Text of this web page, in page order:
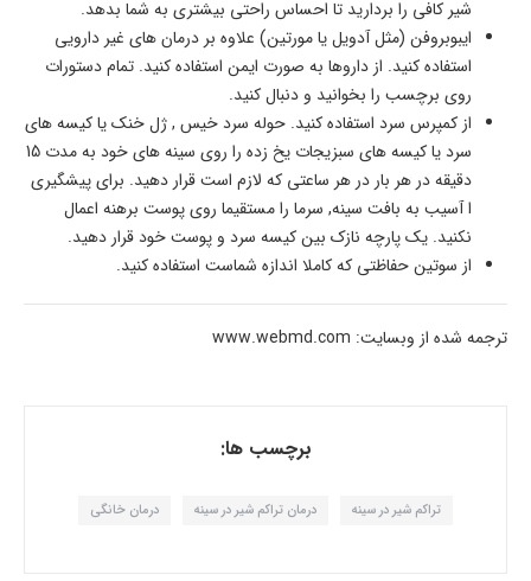
شیر کافی را بردارید تا احساس راحتی بیشتری به شما بدهد.
ایبوبروفن (مثل آدویل یا مورتین) علاوه بر درمان های غیر دارویی
استفاده کنید. از داروها به صورت ایمن استفاده کنید. تمام دستورات
روی برچسب را بخوانید و دنبال کنید.
از کمپرس سرد استفاده کنید. حوله سرد خیس , ژل خنک یا کیسه های
سرد یا کیسه های سبزیجات یخ زده را روی سینه های خود به مدت 15
دقیقه در هر بار در هر ساعتی که لازم است قرار دهید. برای پیشگیری
ا آسیب به بافت سینه, سرما را مستقیما روی پوست برهنه اعمال
نکنید. یک پارچه نازک بین کیسه سرد و پوست خود قرار دهید.
از سوتین حفاظتی که کاملا اندازه شماست استفاده کنید.
ترجمه شده از وبسایت: www.webmd.com
برچسب ها:
تراکم شیر در سینه درمان تراکم شیر در سینه درمان خانگی